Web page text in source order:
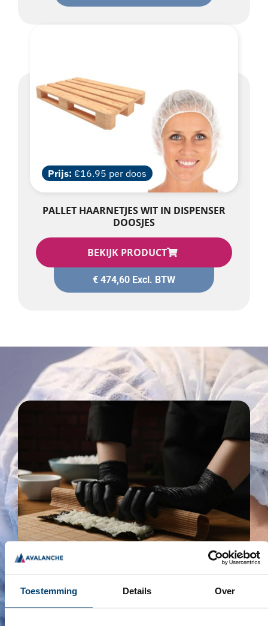
Toestemming Details Over
Prijs: €16.95 per doos
PALLET HAARNETJES WIT IN DISPENSER
DOOSJES
BEKIJK PRODUCT
€ 474,60 Excl. BTW
VAN AVALANCE.